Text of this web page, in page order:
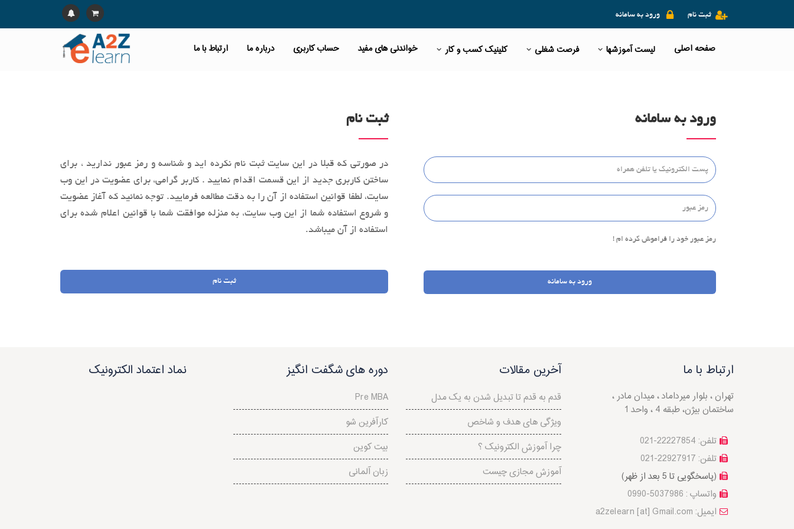
ورود به سامانه ثبت نام
صفحه اصلی لیست آموزشها فرصت شغلی کلینیک کسب و کار خواندنی های مفید حساب کاربری درباره ما ارتباط با ما
ورود به سامانه
رمز عبور خود را فراموش کرده ام !
ورود به سامانه
ثبت نام
در صورتی که قبلا در این سایت ثبت نام نکرده اید و شناسه و رمز عبور ندارید ، برای
ساختن کاربری جدید از این قسمت اقدام نمایید . کاربر گرامی، براي عضویت در این وب‌
سایت، لطفا قوانین استفاده از آن را به‌ دقت مطالعه فرماييد. توجه نمائید كه آغاز عضويت
و شروع استفاده شما از این وب‌ سایت، به منزله موافقت شما با قوانین اعلام ‌شده برای
استفاده از آن میباشد.
ثبت نام
ارتباط با ما
تهران ، بلوار میرداماد ، میدان مادر ،
ساختمان بیژن، طبقه 4 ، واحد 1
تلفن: 22227854-021
تلفن: 22927917-021
(پاسخگویی تا 5 بعد از ظهر)
واتساپ : 5037986-0990
a2zelearn [at] Gmail.com :ایمیل
آخرین مقالات
قدم به قدم تا تبدیل شدن به یک مدل
ویژگی های هدف و شاخص
چرا آموزش الکترونیک ؟
آموزش مجازی چیست
دوره های شگفت انگیز
Pre MBA
کارآفرین شو
بیت کوین
زبان آلمانی
نماد اعتماد الکترونیک